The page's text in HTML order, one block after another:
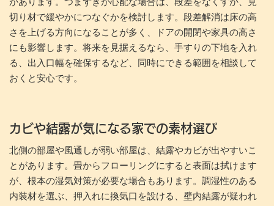
切り材で緩やかにつなぐかを検討します。段差解消は床の高
さを上げる方向になることが多く、ドアの開閉や家具の高さ
にも影響します。将来を見据えるなら、手すりの下地を入れ
る、出入口幅を確保するなど、同時にできる範囲を相談して
おくと安心です。
カビや結露が気になる家での素材選び
北側の部屋や風通しが弱い部屋は、結露やカビが出やすいこ
とがあります。畳からフローリングにすると表面は拭けます
が、根本の湿気対策が必要な場合もあります。調湿性のある
内装材を選ぶ、押入れに換気口を設ける、壁内結露が疑われ